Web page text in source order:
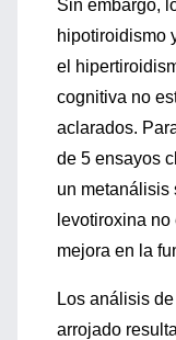
Sin embargo,
hipotiroidismo
el
cognitiva no
aclarados.
de 5 ensayos
un metanálisis
levotiroxina
mejora en la
Los análisis
arrojado